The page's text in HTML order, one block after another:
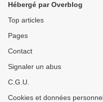
Hébergé par Overblog
Top articles
Pages
Contact
Signaler un abus
C.G.U.
Cookies et données